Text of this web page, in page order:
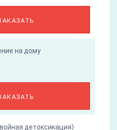
на дому
детоксикация)